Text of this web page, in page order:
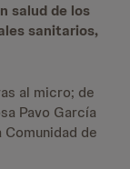
salud de los
sanitarios,
al micro; de
Pavo García
de